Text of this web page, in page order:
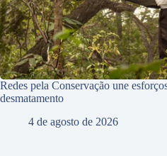
Redes pela Conservação une
desmatamento
4 de agosto de 2026